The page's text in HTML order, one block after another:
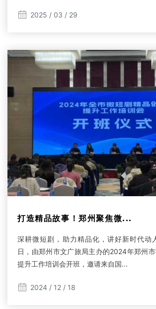
2025 / 03 / 29
打造精品故事！郑州聚焦微...
深耕微短剧，助力精品化，讲好新时代动
日，由郑州市文广旅局主办的2024年郑州
提升工作培训会开班，邀请来自国...
2024 / 12 / 18